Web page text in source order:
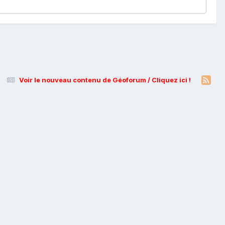
Voir le nouveau contenu de Géoforum / Cliquez ici !